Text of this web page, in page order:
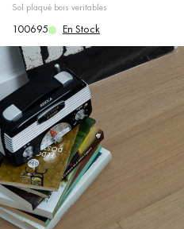
PARQUET MASSIF
SOL PLAQUÉ BOIS VERITABLES
PARQUET EN BOIS EXOTIQUE
PARQUET HUILÉ
PARQUET VIEILLI
sol plaqué bois veritables
100695 En Stock